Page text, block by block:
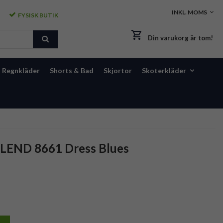
FYSISK BUTIK
Din varukorg är tom!
Regnkläder Shorts & Bad Skjortor Skoterkläder
8661 Dress Blues